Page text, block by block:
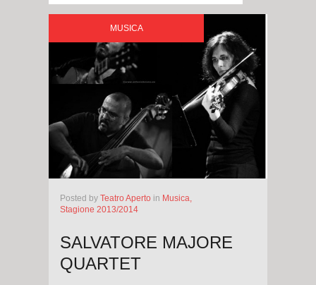
MUSICA
Posted by Teatro Aperto in Musica,
Stagione 2013/2014
SALVATORE MAJORE
QUARTET